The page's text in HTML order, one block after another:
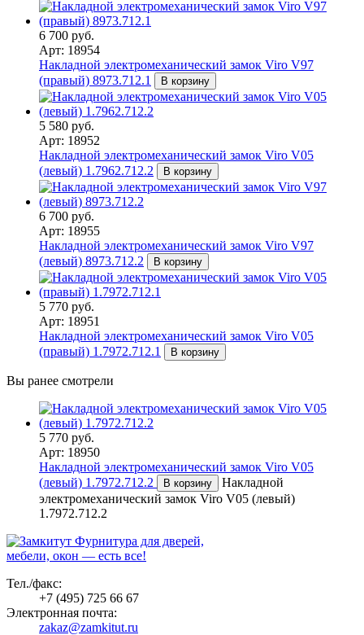
6 700 руб.
Арт: 18954
Накладной электромеханический замок Viro V97
(правый) 8973.712.1
В корзину
5 580 руб.
Арт: 18952
Накладной электромеханический замок Viro V05
(левый) 1.7962.712.2
В корзину
6 700 руб.
Арт: 18955
Накладной электромеханический замок Viro V97
(левый) 8973.712.2
В корзину
5 770 руб.
Арт: 18951
Накладной электромеханический замок Viro V05
(правый) 1.7972.712.1
В корзину
Вы ранее смотрели
5 770 руб.
Арт: 18950
Накладной электромеханический замок Viro V05
(левый) 1.7972.712.2
В корзину
Накладной
электромеханический замок Viro V05 (левый)
1.7972.712.2
Фурнитура для дверей,
мебели, окон — есть все!
Тел./факс:
+7 (495) 725 66 67
Электронная почта:
zakaz@zamkitut.ru